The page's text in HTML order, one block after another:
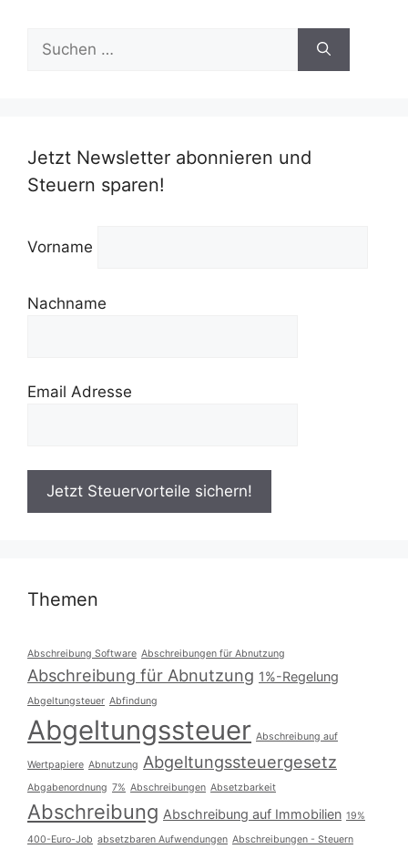
Suchen
nach:
Jetzt Newsletter abonnieren und
Steuern sparen!
Vorname
Nachname
Email Adresse
Themen
Abschreibung Software Abschreibungen für Abnutzung
Abschreibung für Abnutzung 1%-Regelung
Abgeltungsteuer Abfindung
Abgeltungssteuer Abschreibung auf
Wertpapiere Abnutzung Abgeltungssteuergesetz
Abgabenordnung 7% Abschreibungen Absetzbarkeit
Abschreibung Abschreibung auf Immobilien 19%
400-Euro-Job absetzbaren Aufwendungen Abschreibungen - Steuern